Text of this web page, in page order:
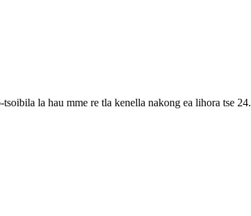
la hau mme re tla kenella nakong ea lihora tse 24.